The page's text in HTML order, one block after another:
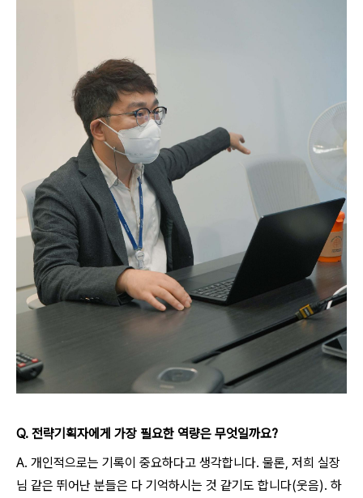
Q. 전략기획자에게 가장 필요한 역량은 무엇일까요?
A. 개인적으로는 기록이 중요하다고 생각합니다. 물론, 저희 실장
님 같은 뛰어난 분들은 다 기억하시는 것 같기도 합니다(웃음). 하